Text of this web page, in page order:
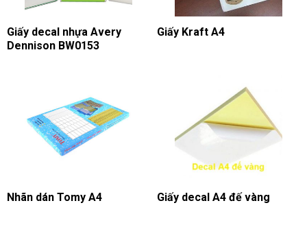
Giấy decal nhựa Avery
Dennison BW0153
Giấy Kraft A4
Nhãn dán Tomy A4 Giấy decal A4 đế vàng